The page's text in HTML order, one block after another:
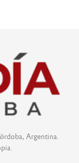
Argentina.